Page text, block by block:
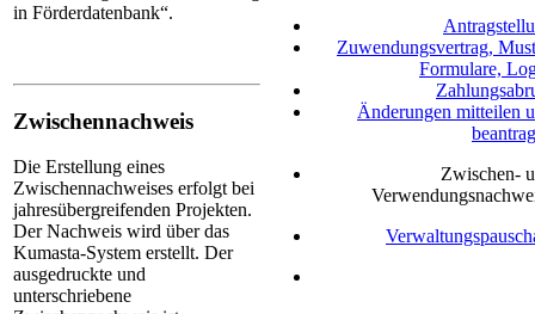
in Förderdatenbank“.
Zwischennachweis
Die Erstellung eines
Zwischennachweises erfolgt bei
jahresübergreifenden Projekten.
Der Nachweis wird über das
Kumasta-System erstellt. Der
ausgedruckte und
unterschriebene
Zuwendungsvertrag,
Formulare,
Änderungen mitteilen
Zwischen-